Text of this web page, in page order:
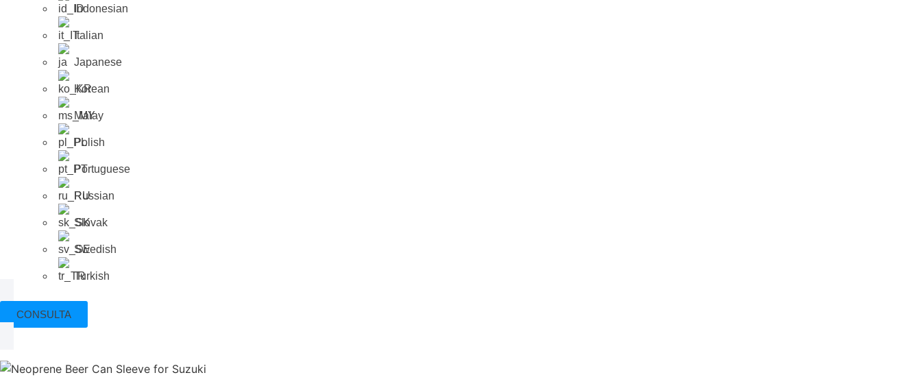
Indonesian
Italian
Japanese
Korean
Malay
Polish
Portuguese
Russian
Slovak
Swedish
Turkish
CONSULTA